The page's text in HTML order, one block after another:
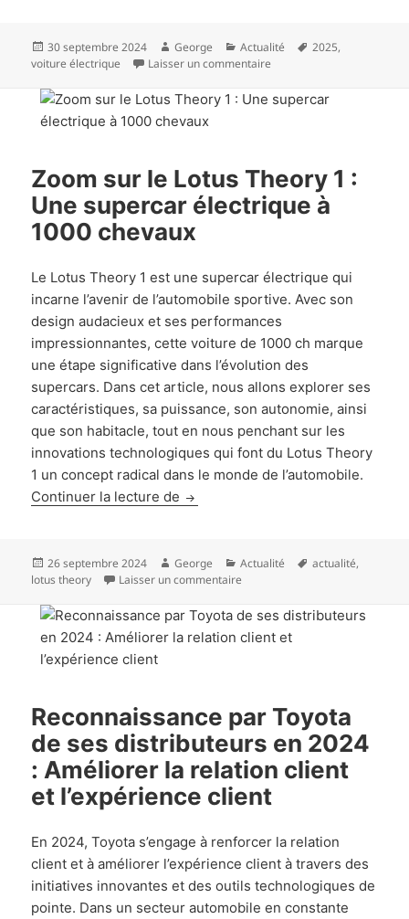
Publié
le
30 septembre 2024 Auteur
George Catégories
Actualité
Mots-
2025,
voiture électrique
Laisser un commentaire
Zoom sur le Lotus Theory 1 :
Une supercar électrique à
1000 chevaux
Le Lotus Theory 1 est une supercar électrique qui
incarne l’avenir de l’automobile sportive. Avec son
design audacieux et ses performances
impressionnantes, cette voiture de 1000 ch marque
une étape significative dans l’évolution des
supercars. Dans cet article, nous allons explorer ses
caractéristiques, sa puissance, son autonomie, ainsi
que son habitacle, tout en nous penchant sur les
innovations technologiques qui font du Lotus Theory
1 un concept radical dans le monde de l’automobile.
Continuer la lecture de Zoom sur le Lotus Theory 1 : Une
Publié
le
26 septembre 2024 Auteur
George Catégories
Actualité
Mots-
actualité,
lotus theory
Laisser un commentaire
Reconnaissance par Toyota
de ses distributeurs en 2024
: Améliorer la relation client
et l’expérience client
En 2024, Toyota s’engage à renforcer la relation
client et à améliorer l’expérience client à travers des
initiatives innovantes et des outils technologiques de
pointe. Dans un secteur automobile en constante